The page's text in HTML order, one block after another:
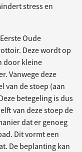
stress en
Oude
Deze wordt op
door kleine
Vanwege deze
van de stoep (aan
betegeling is dus
van deze stoep de
dat er genoeg
Dit vormt een
De beplanting kan